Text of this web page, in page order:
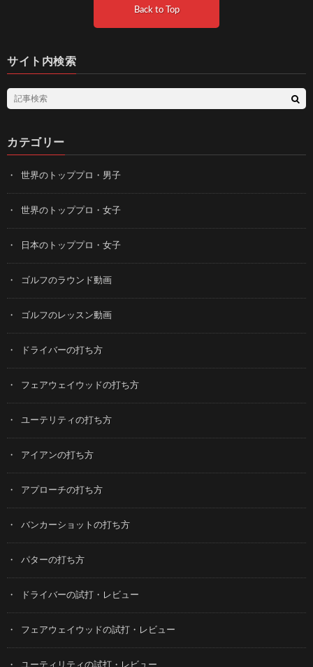
Back to Top
サイト内検索
カテゴリー
世界のトッププロ・男子
世界のトッププロ・女子
日本のトッププロ・女子
ゴルフのラウンド動画
ゴルフのレッスン動画
ドライバーの打ち方
フェアウェイウッドの打ち方
ユーテリティの打ち方
アイアンの打ち方
アプローチの打ち方
バンカーショットの打ち方
パターの打ち方
ドライバーの試打・レビュー
フェアウェイウッドの試打・レビュー